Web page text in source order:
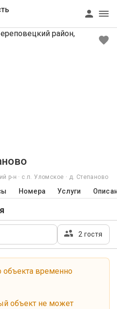
р-н · с.п. Уломское · д. Степаново
Номера Услуги
2 гостя
объекта временно
объект не может